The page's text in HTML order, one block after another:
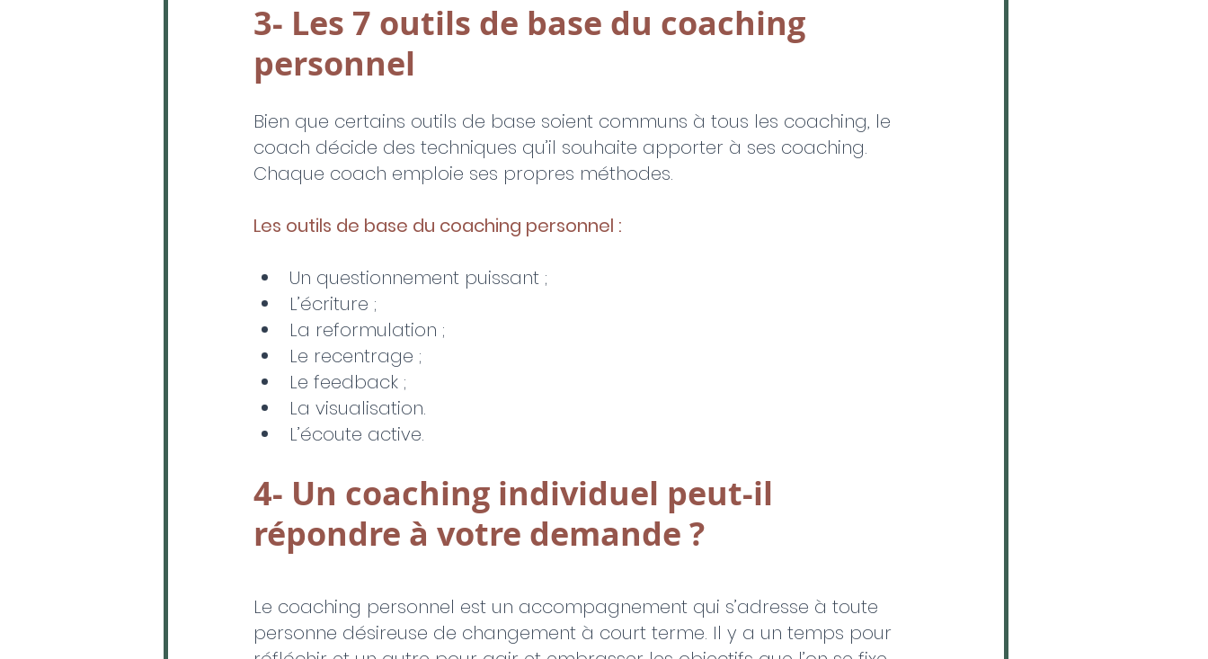
3- Les 7 outils de base du coaching
personnel
Bien que certains outils de base soient communs à tous les coaching, le
coach décide des techniques qu’il souhaite apporter à ses coaching.
Chaque coach emploie ses propres méthodes.
Les outils de base du coaching personnel :
Un questionnement puissant ;
L’écriture ;
La reformulation ;
Le recentrage ;
Le feedback ;
La visualisation.
L’écoute active.
4- Un coaching individuel peut-il
répondre à votre demande ?
Le coaching personnel est un accompagnement qui s’adresse à toute
personne désireuse de changement à court terme. Il y a un temps pour